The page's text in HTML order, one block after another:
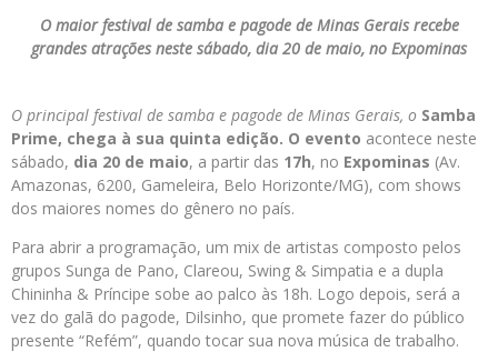
O maior festival de samba e pagode de Minas Gerais recebe
grandes atrações neste sábado, dia 20 de maio, no Expominas
O principal festival de samba e pagode de Minas Gerais, o Samba
Prime, chega à sua quinta edição. O evento acontece neste
sábado, dia 20 de maio, a partir das 17h, no Expominas (Av.
Amazonas, 6200, Gameleira, Belo Horizonte/MG), com shows
dos maiores nomes do gênero no país.
Para abrir a programação, um mix de artistas composto pelos
grupos Sunga de Pano, Clareou, Swing & Simpatia e a dupla
Chininha & Príncipe sobe ao palco às 18h. Logo depois, será a
vez do galã do pagode, Dilsinho, que promete fazer do público
presente “Refém”, quando tocar sua nova música de trabalho.